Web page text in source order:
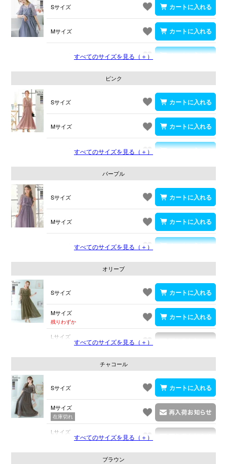
Sサイズ
Mサイズ
すべてのサイズを見る（＋）
ピンク
Sサイズ
Mサイズ
すべてのサイズを見る（＋）
パープル
Sサイズ
Mサイズ
すべてのサイズを見る（＋）
オリーブ
Sサイズ
Mサイズ
残りわずか
Lサイズ
すべてのサイズを見る（＋）
チャコール
Sサイズ
Mサイズ
在庫切れ
Lサイズ
すべてのサイズを見る（＋）
ブラウン